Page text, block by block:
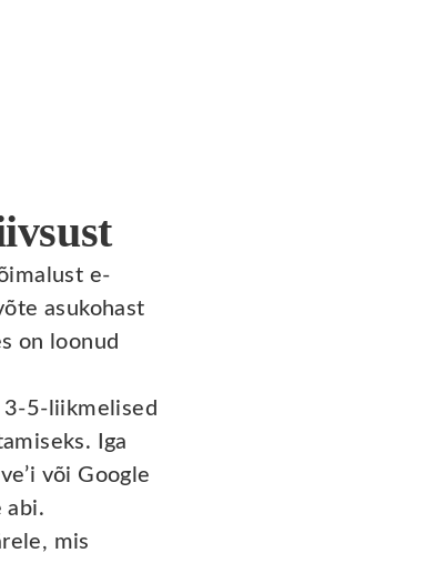
e-
asukohast
on loonud
3-5-liikmelised
Iga
või Google
abi.
mis